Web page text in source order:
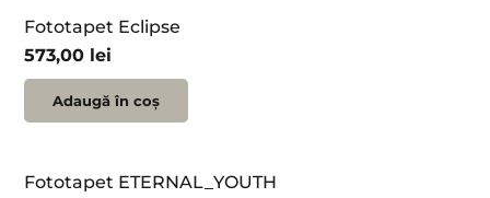
Fototapet Eclipse
573,00 lei
Adaugă în coș
Fototapet ETERNAL_YOUTH